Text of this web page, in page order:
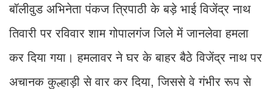
बॉलीवुड अभिनेता पंकज त्रिपाठी के बड़े भाई विजेंद्र नाथ
तिवारी पर रविवार शाम गोपालगंज जिले में जानलेवा हमला
कर दिया गया। हमलावर ने घर के बाहर बैठे विजेंद्र नाथ पर
अचानक कुल्हाड़ी से वार कर दिया, जिससे वे गंभीर रूप से